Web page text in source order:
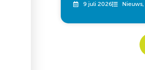
9 juli 2026 Nieuws,